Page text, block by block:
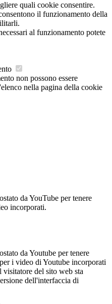
quali cookie consentire.
il funzionamento della
al funzionamento potete
non possono essere
nella pagina della cookie
da YouTube per tenere
incorporati.
da Youtube per tenere
i video di Youtube incorporati
visitatore del sito web sta
dell'interfaccia di